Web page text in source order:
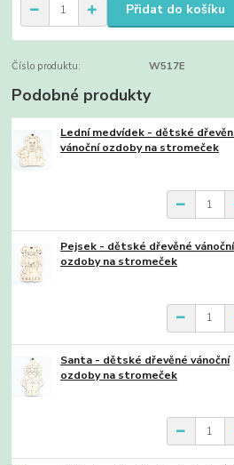
Přidat do košíku
Číslo produktu: W517E
Podobné produkty
Lední medvídek - dětské
vánoční ozdoby na stromeček
Pejsek - dětské dřevěné vánoční
ozdoby na stromeček
Santa - dětské dřevěné vánoční
ozdoby na stromeček